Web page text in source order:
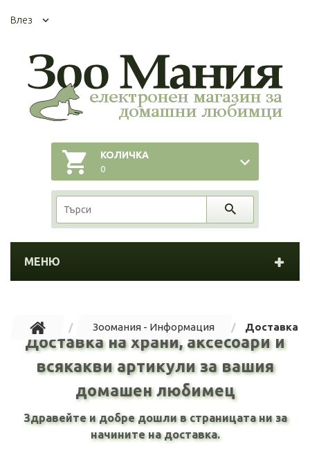
Влез
КОЛИЧКА
0
МЕНЮ
Зоомания - Информация Доставка
Доставка на храни, аксесоари и
всякакви артикули за вашия
домашен любимец
Здравейте и добре дошли в страницата ни за
начините на доставка.